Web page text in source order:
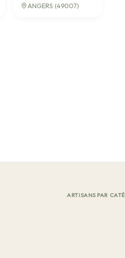
ANGERS (49007)
ARTISANS PAR